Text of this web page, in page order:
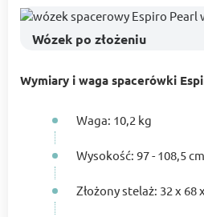
Wózek po złożeniu
Wymiary i waga spacerówki
Waga: 10,2 kg
Wysokość: 97 - 108,5 cm
Złożony stelaż: 32 х 68